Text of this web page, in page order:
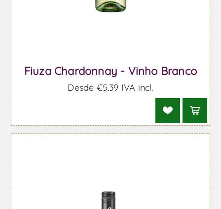
Fiuza Chardonnay - Vinho Branco
Desde €5,39 IVA incl.